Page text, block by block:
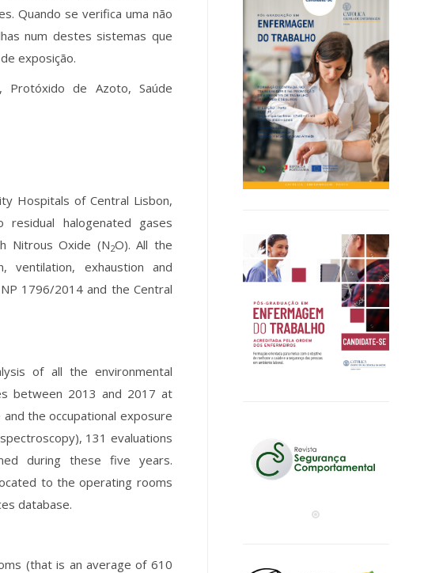
Quando se verifica uma não
num destes sistemas que
exposição.
Protóxido de Azoto, Saúde
Hospitals of Central Lisbon,
halogenated gases
Nitrous Oxide (N2O). All the
ventilation, exhaustion and
1796/2014 and the Central
of all the environmental
between 2013 and 2017 at
the occupational exposure
131 evaluations
during these five years.
to the operating rooms
database.
(that is an average of 610